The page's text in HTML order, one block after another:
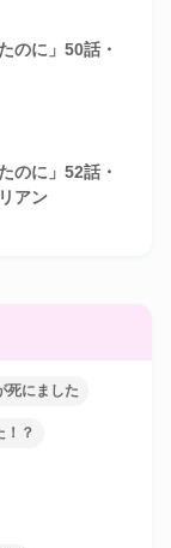
のに」50話・
のに」52話・
アン
死にました
！？